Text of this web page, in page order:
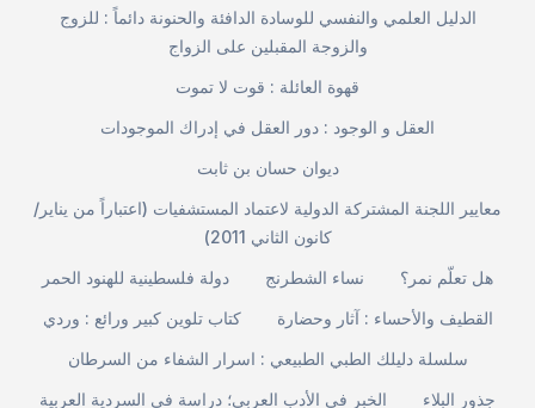
الدليل العلمي والنفسي للوسادة الدافئة والحنونة دائماً : للزوج
والزوجة المقبلين على الزواج
قهوة العائلة : قوت لا تموت
العقل و الوجود : دور العقل في إدراك الموجودات
ديوان حسان بن ثابت
معايير اللجنة المشتركة الدولية لاعتماد المستشفيات (اعتباراً من يناير/
كانون الثاني 2011)
دولة فلسطينية للهنود الحمر
نساء الشطرنج
هل تعلّم نمر؟
كتاب تلوين كبير ورائع : وردي
القطيف والأحساء : آثار وحضارة
سلسلة دليلك الطبي الطبيعي : اسرار الشفاء من السرطان
الخبر في الأدب العربي؛ دراسة في السردية العربية
جذور البلاء